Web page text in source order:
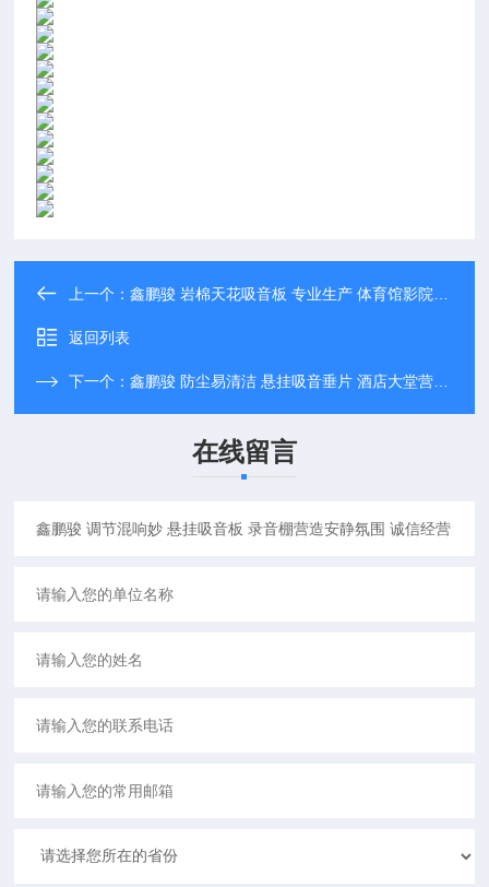
上一个：鑫鹏骏 岩棉天花吸音板 专业生产 体育馆影院等用隔音降噪 厂家直发
返回列表
下一个：鑫鹏骏 防尘易清洁 悬挂吸音垂片 酒店大堂营造舒适声景 一站式服务
在线留言